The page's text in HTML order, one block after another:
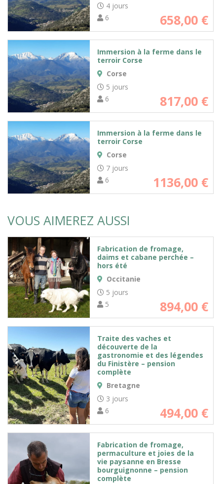
4 jours
6
658,00 €
Immersion à la ferme dans le
terroir Corse
Corse
5 jours
6
817,00 €
Immersion à la ferme dans le
terroir Corse
Corse
7 jours
6
1136,00 €
VOUS AIMEREZ AUSSI
Fabrication de fromage,
daims et cabane perchée –
hors été
Occitanie
5 jours
5
894,00 €
Traite des vaches et
découverte de la
gastronomie et des légendes
du Finistère – pension
complète
Bretagne
3 jours
6
494,00 €
Fabrication de fromage,
permaculture et joies de la
vie paysanne en Bresse
bourguignonne – pension
complète